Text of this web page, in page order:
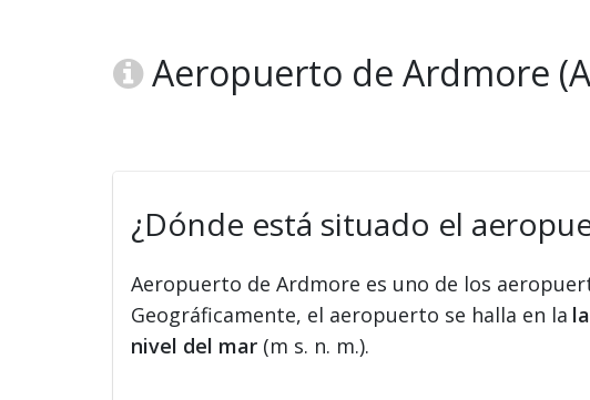
Aeropuerto de Ardmore
¿Dónde está situado el
Aeropuerto de Ardmore es uno de los
Geográficamente, el aeropuerto se halla en la
nivel del mar (m s. n. m.).